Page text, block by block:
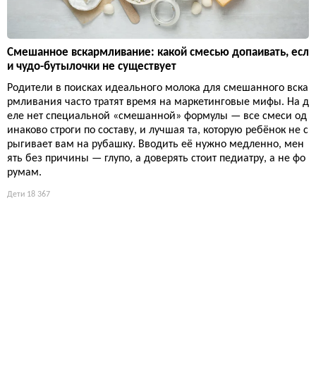
Смешанное вскармливание: какой смесью допаивать, есл
и чудо-бутылочки не существует
Родители в поисках идеального молока для смешанного вска
рмливания часто тратят время на маркетинговые мифы. На д
еле нет специальной «смешанной» формулы — все смеси од
инаково строги по составу, и лучшая та, которую ребёнок не с
рыгивает вам на рубашку. Вводить её нужно медленно, мен
ять без причины — глупо, а доверять стоит педиатру, а не фо
румам.
Дети 18 367